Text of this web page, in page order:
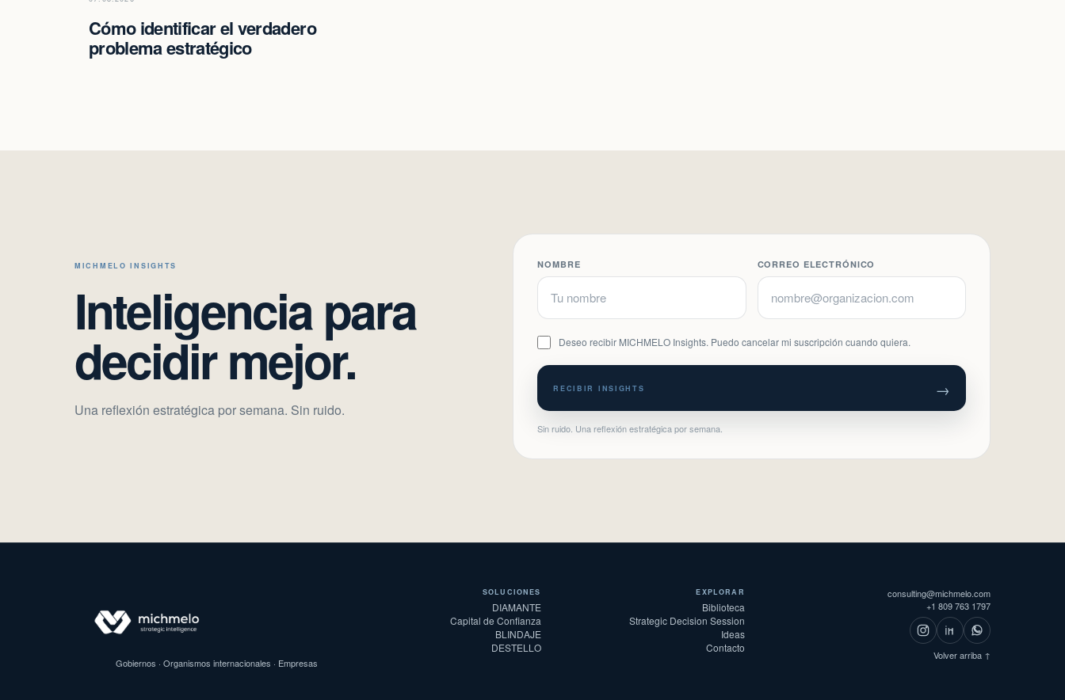
Cómo identificar el verdadero
problema estratégico
MICHMELO INSIGHTS
Inteligencia para
decidir mejor.
Una reflexión estratégica por semana. Sin ruido.
NOMBRE CORREO ELECTRÓNICO
Deseo recibir MICHMELO Insights. Puedo cancelar mi suscripción cuando quiera.
RECIBIR INSIGHTS →
Sin ruido. Una reflexión estratégica por semana.
Gobiernos · Organismos internacionales · Empresas
SOLUCIONES
DIAMANTE
Capital de Confianza
BLINDAJE
DESTELLO
EXPLORAR
Biblioteca
Strategic Decision Session
Ideas
Contacto
consulting@michmelo.com
+1 809 763 1797
Volver arriba ↑